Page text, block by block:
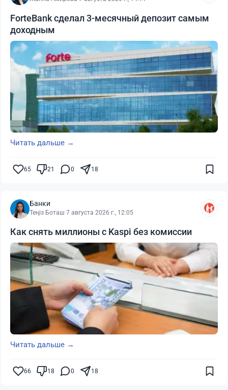
ForteBank сделал 3-месячный депозит самым
доходным
Читать дальше →
65 21 0 18
Банки
Теңіз Боташ·7 августа 2026 г., 12:05
Как снять миллионы с Kaspi без комиссии
Читать дальше →
66 18 0 18